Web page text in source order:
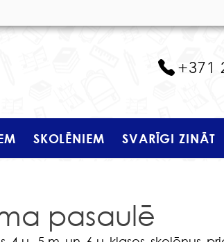
+371
SKOLĒNIEM SVARĪGI ZINĀT
pasaulē